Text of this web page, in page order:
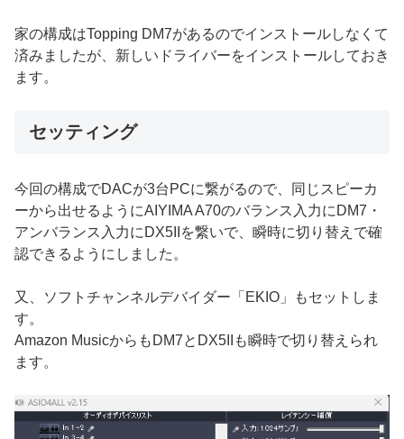
家の構成はTopping DM7があるのでインストールしなくて
済みましたが、新しいドライバーをインストールしておき
ます。
セッティング
今回の構成でDACが3台PCに繋がるので、同じスピーカ
ーから出せるようにAIYIMA A70のバランス入力にDM7・
アンバランス入力にDX5IIを繋いで、瞬時に切り替えで確
認できるようにしました。
又、ソフトチャンネルデバイダー「EKIO」もセットしま
す。
Amazon MusicからもDM7とDX5IIも瞬時で切り替えられ
ます。